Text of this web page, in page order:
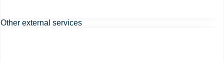
Other external services